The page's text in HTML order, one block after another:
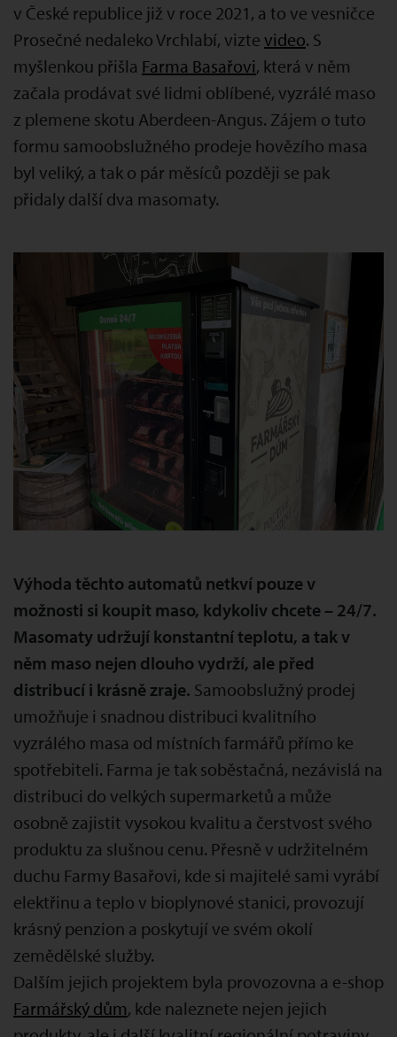
v České republice již v roce 2021, a to ve vesničce
Prosečné nedaleko Vrchlabí, vizte video. S
myšlenkou přišla Farma Basařovi, která v něm
začala prodávat své lidmi oblíbené, vyzrálé maso
z plemene skotu Aberdeen-Angus. Zájem o tuto
formu samoobslužného prodeje hovězího masa
byl veliký, a tak o pár měsíců později se pak
přidaly další dva masomaty.
Výhoda těchto automatů netkví pouze v
možnosti si koupit maso, kdykoliv chcete – 24/7.
Masomaty udržují konstantní teplotu, a tak v
něm maso nejen dlouho vydrží, ale před
distribucí i krásně zraje. Samoobslužný prodej
umožňuje i snadnou distribuci kvalitního
vyzrálého masa od místních farmářů přímo ke
spotřebiteli. Farma je tak soběstačná, nezávislá na
distribuci do velkých supermarketů a může
osobně zajistit vysokou kvalitu a čerstvost svého
produktu za slušnou cenu. Přesně v udržitelném
duchu Farmy Basařovi, kde si majitelé sami vyrábí
elektřinu a teplo v bioplynové stanici, provozují
krásný penzion a poskytují ve svém okolí
zemědělské služby.
Dalším jejich projektem byla provozovna a e-shop
Farmářský dům, kde naleznete nejen jejich